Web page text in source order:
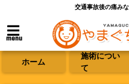
交通事故後の痛み
menu
ホーム
施術につい
て